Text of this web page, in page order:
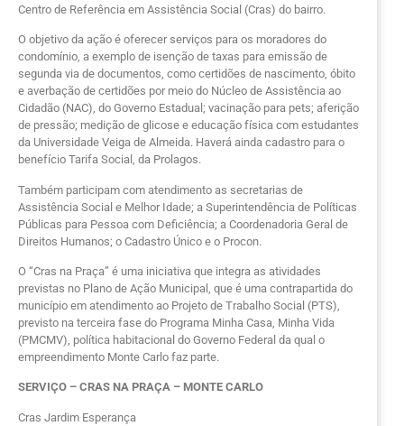
Centro de Referência em Assistência Social (Cras) do bairro.
O objetivo da ação é oferecer serviços para os moradores do
condomínio, a exemplo de isenção de taxas para emissão de
segunda via de documentos, como certidões de nascimento, óbito
e averbação de certidões por meio do Núcleo de Assistência ao
Cidadão (NAC), do Governo Estadual; vacinação para pets; aferição
de pressão; medição de glicose e educação física com estudantes
da Universidade Veiga de Almeida. Haverá ainda cadastro para o
benefício Tarifa Social, da Prolagos.
Também participam com atendimento as secretarias de
Assistência Social e Melhor Idade; a Superintendência de Políticas
Públicas para Pessoa com Deficiência; a Coordenadoria Geral de
Direitos Humanos; o Cadastro Único e o Procon.
O “Cras na Praça” é uma iniciativa que integra as atividades
previstas no Plano de Ação Municipal, que é uma contrapartida do
município em atendimento ao Projeto de Trabalho Social (PTS),
previsto na terceira fase do Programa Minha Casa, Minha Vida
(PMCMV), política habitacional do Governo Federal da qual o
empreendimento Monte Carlo faz parte.
SERVIÇO – CRAS NA PRAÇA – MONTE CARLO
Cras Jardim Esperança